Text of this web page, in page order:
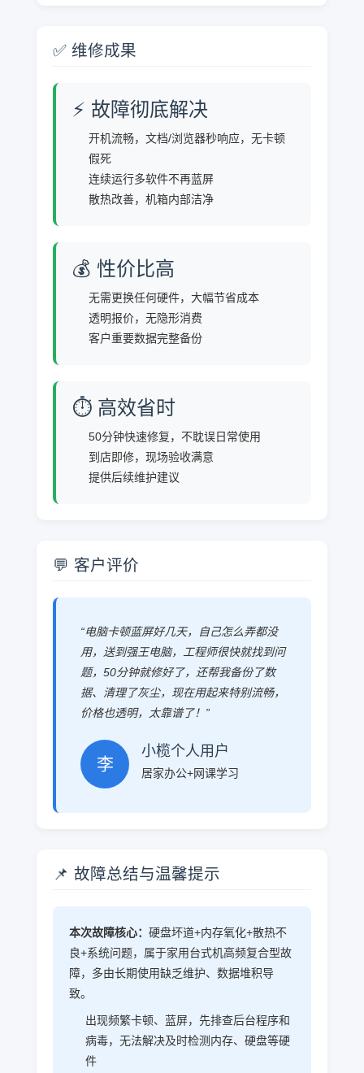
✅ 维修成果
⚡ 故障彻底解决
开机流畅，文档/浏览器秒响应，无卡顿
假死
连续运行多软件不再蓝屏
散热改善，机箱内部洁净
💰 性价比高
无需更换任何硬件，大幅节省成本
透明报价，无隐形消费
客户重要数据完整备份
⏱️ 高效省时
50分钟快速修复，不耽误日常使用
到店即修，现场验收满意
提供后续维护建议
💬 客户评价
“电脑卡顿蓝屏好几天，自己怎么弄都没
用，送到强王电脑，工程师很快就找到问
题，50分钟就修好了，还帮我备份了数
据、清理了灰尘，现在用起来特别流畅，
价格也透明，太靠谱了！”
李
小榄个人用户
居家办公+网课学习
📌 故障总结与温馨提示
本次故障核心： 硬盘坏道+内存氧化+散热不
良+系统问题，属于家用台式机高频复合型故
障，多由长期使用缺乏维护、数据堆积导
致。
出现频繁卡顿、蓝屏，先排查后台程序和
病毒，无法解决及时检测内存、硬盘等硬
件